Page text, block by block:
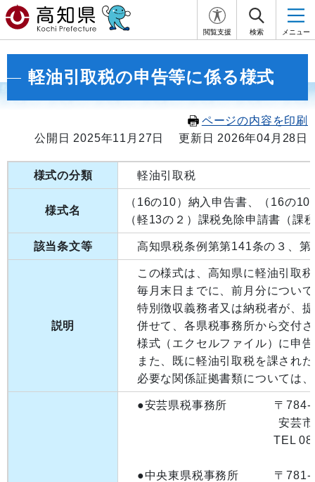
閲覧支援 検索 メニュー
軽油引取税の申告等に係る様式
ページの内容を印刷
公開日 2025年11月27日
更新日 2026年04月28日
様式の分類 軽油引取税
様式名
（16の10）納入申告書、（16の
（軽13の２）課税免除申請書（
該当条文等 高知県税条例第第141条の３、
説明
この様式は、高知県に軽油引取
毎月末日までに、前月分につい
特別徴収義務者又は納税者が、
併せて、各県税事務所から交付
様式（エクセルファイル）に申
また、既に軽油引取税を課され
必要な関係証拠書類については
●安芸県税事務所 〒
安芸市矢ﾉ丸１丁目
TEL 0887-
●中央東県税事務所 〒